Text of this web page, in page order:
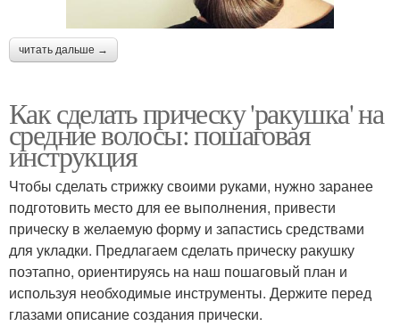
читать дальше →
Как сделать прическу 'ракушка' на
средние волосы: пошаговая
инструкция
Чтобы сделать стрижку своими руками, нужно заранее
подготовить место для ее выполнения, привести
прическу в желаемую форму и запастись средствами
для укладки. Предлагаем сделать прическу ракушку
поэтапно, ориентируясь на наш пошаговый план и
используя необходимые инструменты. Держите перед
глазами описание создания прически.